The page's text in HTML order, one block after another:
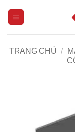
TRANG CHỦ /